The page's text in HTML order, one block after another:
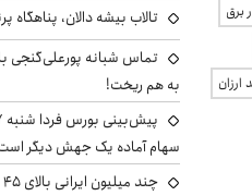
برق
تالاب بیشه دالان، پناهگاه
تماس شبانه پورعلی‌گنجی
به هم ریخت!
سهام آماده یک جهش دیگر